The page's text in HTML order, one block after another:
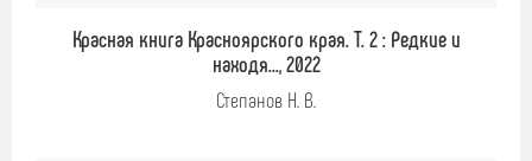
Красная книга Красноярского края. Т. 2 : Редкие и
находя..., 2022
Степанов Н. В.